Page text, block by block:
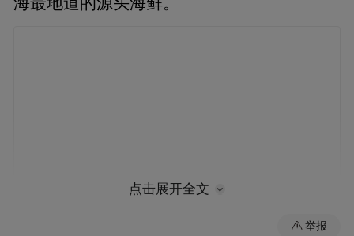
点击展开全文
举报